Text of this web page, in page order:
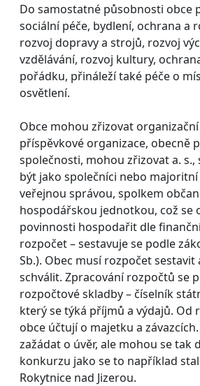
Do samostatné působnosti obce
sociální péče, bydlení, ochrana a
rozvoj dopravy a strojů, rozvoj
vzdělávání, rozvoj kultury,
pořádku, přináleží také péče o
osvětlení.
Obce mohou zřizovat organizační
příspěvkové organizace, obecně
společnosti, mohou zřizovat a. s.,
být jako společníci nebo
veřejnou správou, spolkem
hospodářskou jednotkou, což se
povinnosti hospodařit dle
rozpočet – sestavuje se podle
Sb.). Obec musí rozpočet sestavit
schválit. Zpracování rozpočtů se
rozpočtové skladby – číselník
který se týká příjmů a výdajů. Od
obce účtují o majetku a
zažádat o úvěr, ale mohou se tak
konkurzu jako se to například
Rokytnice nad Jizerou.